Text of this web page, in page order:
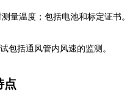
量温度；包括电池和标定证书。
包括通风管内风速的监测。
点